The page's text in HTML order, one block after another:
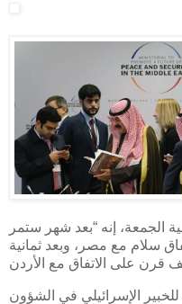
الجمعة، إنه “بعد شهر ستمر
سلام مع مصر، وبعد ثمانية
الإسرائيلي في الشؤون